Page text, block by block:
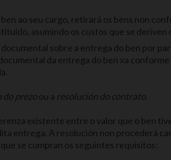
ao seu cargo, retirará os bens non
asumindo os custos que se deriven
sobre a entrega do ben por
da entrega do ben xa
do prezoou a resolución do contrato.
existente entre o valor que o ben
entrega. A resolución non procederá
se cumpran os seguintes requisitos: